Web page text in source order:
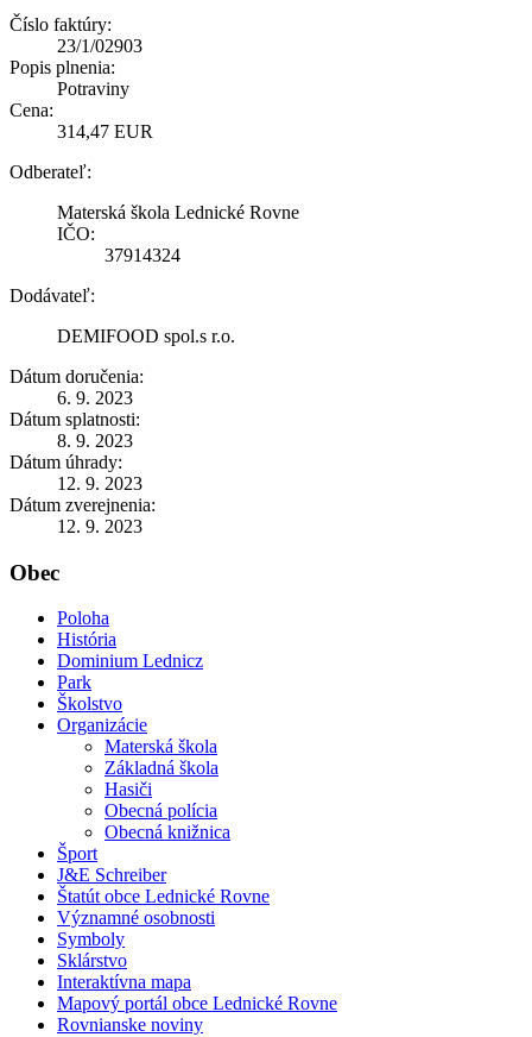
Číslo faktúry:
23/1/02903
Popis plnenia:
Potraviny
Cena:
314,47 EUR
Odberateľ:
Materská škola Lednické Rovne
IČO:
37914324
Dodávateľ:
DEMIFOOD spol.s r.o.
Dátum doručenia:
6. 9. 2023
Dátum splatnosti:
8. 9. 2023
Dátum úhrady:
12. 9. 2023
Dátum zverejnenia:
12. 9. 2023
Obec
Poloha
História
Dominium Lednicz
Park
Školstvo
Organizácie
Materská škola
Základná škola
Hasiči
Obecná polícia
Obecná knižnica
Šport
J&E Schreiber
Štatút obce Lednické Rovne
Významné osobnosti
Symboly
Sklárstvo
Interaktívna mapa
Mapový portál obce Lednické Rovne
Rovnianske noviny